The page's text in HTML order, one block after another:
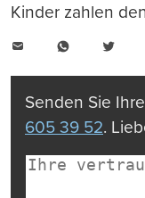
Kinder zahlen
WhatsApp
Senden Sie
605 39 52.